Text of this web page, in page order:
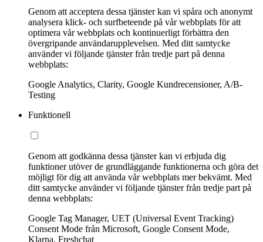
Genom att acceptera dessa tjänster kan vi spåra och anonymt
analysera klick- och surfbeteende på vår webbplats för att
optimera vår webbplats och kontinuerligt förbättra den
övergripande användarupplevelsen. Med ditt samtycke
använder vi följande tjänster från tredje part på denna
webbplats:
Google Analytics, Clarity, Google Kundrecensioner, A/B-
Testing
Funktionell
Genom att godkänna dessa tjänster kan vi erbjuda dig
funktioner utöver de grundläggande funktionerna och göra det
möjligt för dig att använda vår webbplats mer bekvämt. Med
ditt samtycke använder vi följande tjänster från tredje part på
denna webbplats:
Google Tag Manager, UET (Universal Event Tracking)
Consent Mode från Microsoft, Google Consent Mode,
Klarna, Freshchat